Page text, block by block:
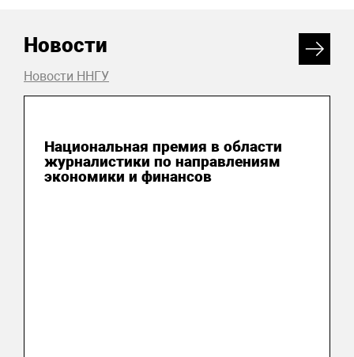
Новости
Новости ННГУ
Национальная премия в области
журналистики по направлениям
экономики и финансов